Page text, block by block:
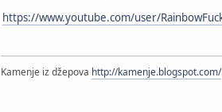
https://www.youtube.com/user/
Kamenje iz džepova http://kamenje.blogspot.com/